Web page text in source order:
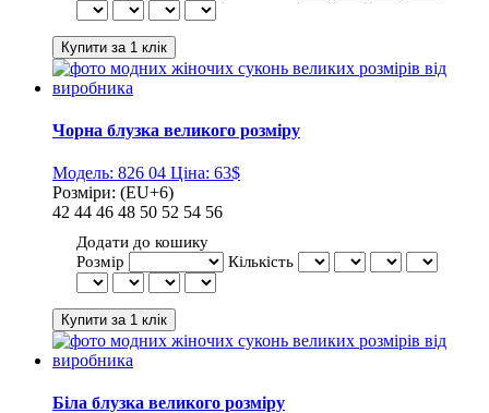
Чорна блузка великого розміру
Модель: 826 04 Ціна: 63$
Розміри: (EU+6)
42 44 46 48 50 52 54 56
Додати до кошику
Розмір
Кількість
Біла блузка великого розміру